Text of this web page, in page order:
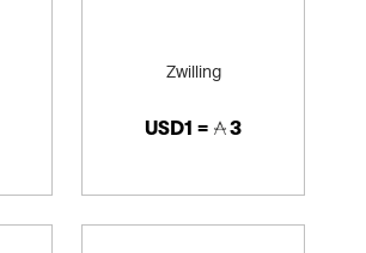
Zwilling
USD1 = 3